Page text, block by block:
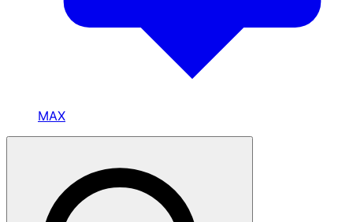
MAX